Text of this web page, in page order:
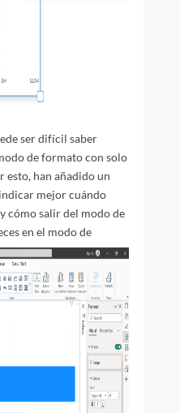
ser difícil saber
de formato con solo
esto, han añadido un
mejor cuándo
cómo salir del modo de
en el modo de